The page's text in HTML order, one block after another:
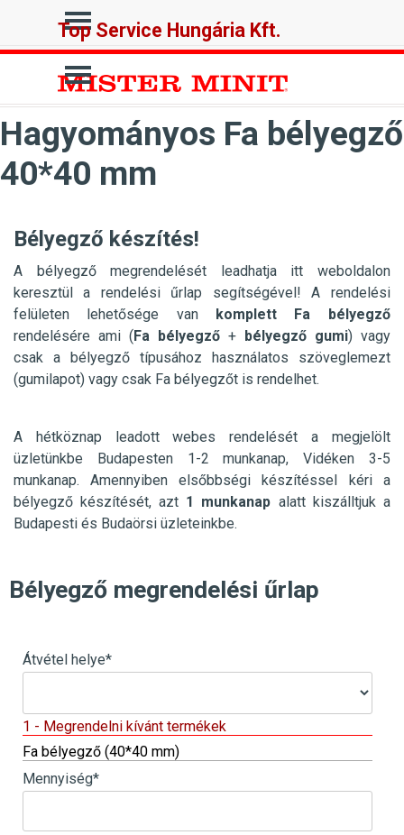
Ugrás a menüre
Top Service Hungária Kft.
Ugrás a menüre
Hagyományos Fa bélyegző
40*40 mm
Bélyegző készítés!
A bélyegző megrendelését leadhatja itt weboldalon
keresztül a rendelési űrlap segítségével! A rendelési
felületen lehetősége van komplett Fa bélyegző
rendelésére ami (Fa bélyegző+ bélyegző gumi) vagy
csak a bélyegző típusához használatos szöveglemezt
(gumilapot) vagy csak Fa bélyegzőt is rendelhet.
A hétköznap leadott webes rendelését a megjelölt
üzletünkbe Budapesten 1-2 munkanap, Vidéken 3-5
munkanap. Amennyiben elsőbbségi készítéssel kéri a
bélyegző készítését, azt 1 munkanap alatt kiszálltjuk a
Budapesti és Budaörsi üzleteinkbe.
Bélyegző megrendelési űrlap
Átvétel helye*
1 - Megrendelni kívánt termékek
Fa bélyegző (40*40 mm)
Mennyiség*